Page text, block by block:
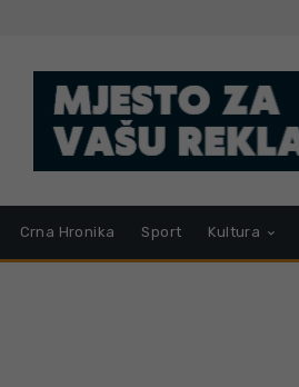
Crna Hronika Sport Kultura